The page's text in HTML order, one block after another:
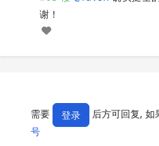
谢！
需要 登录 后方可回复, 如
号